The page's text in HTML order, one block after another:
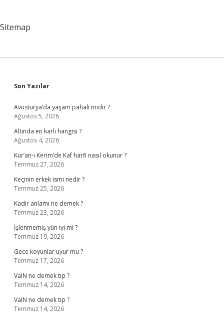
Sitemap
Sidebar
Son Yazılar
Avusturya’da yaşam pahalı mıdır ?
Ağustos 5, 2026
Altında en karlı hangisi ?
Ağustos 4, 2026
Kur’an-ı Kerim’de Kaf harfi nasıl okunur ?
Temmuz 27, 2026
Keçinin erkek ismi nedir ?
Temmuz 25, 2026
Kadir anlamı ne demek ?
Temmuz 23, 2026
İşlenmemiş yün iyi mi ?
Temmuz 19, 2026
Gece koyunlar uyur mu ?
Temmuz 17, 2026
VaIN ne demek tıp ?
Temmuz 14, 2026
VaIN ne demek tıp ?
Temmuz 14, 2026